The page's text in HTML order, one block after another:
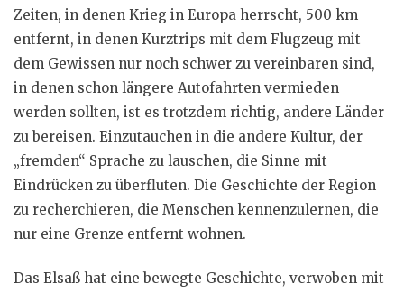
Zeiten, in denen Krieg in Europa herrscht, 500 km
entfernt, in denen Kurztrips mit dem Flugzeug mit
dem Gewissen nur noch schwer zu vereinbaren sind,
in denen schon längere Autofahrten vermieden
werden sollten, ist es trotzdem richtig, andere Länder
zu bereisen. Einzutauchen in die andere Kultur, der
„fremden“ Sprache zu lauschen, die Sinne mit
Eindrücken zu überfluten. Die Geschichte der Region
zu recherchieren, die Menschen kennenzulernen, die
nur eine Grenze entfernt wohnen.
Das Elsaß hat eine bewegte Geschichte, verwoben mit